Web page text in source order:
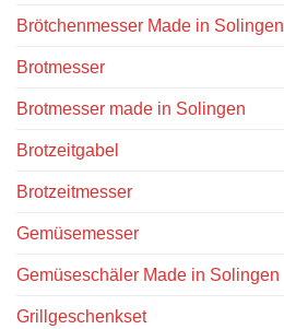
Brötchenmesser Made in Solingen
Brotmesser
Brotmesser made in Solingen
Brotzeitgabel
Brotzeitmesser
Gemüsemesser
Gemüseschäler Made in Solingen
Grillgeschenkset